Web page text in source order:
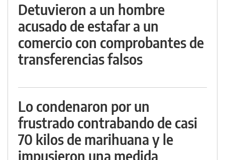
Detuvieron a un hombre
acusado de estafar a un
comercio con comprobantes de
transferencias falsos
Lo condenaron por un
frustrado contrabando de casi
70 kilos de marihuana y le
impusieron una medida